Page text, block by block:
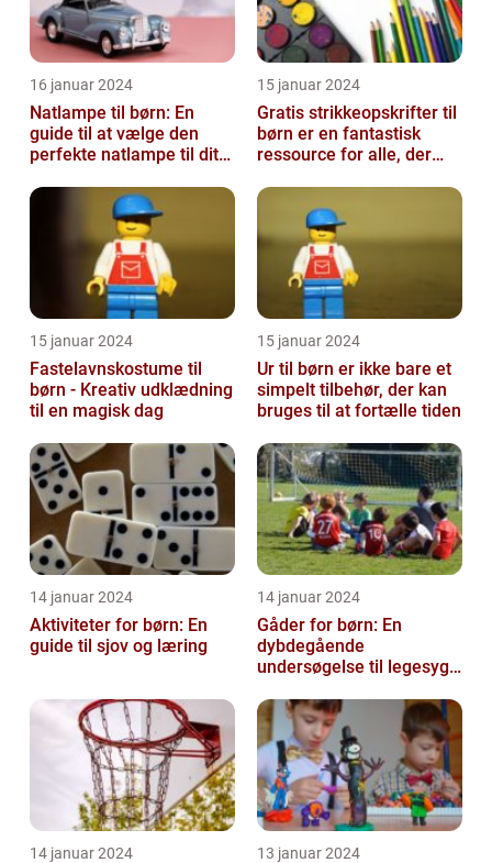
16 januar 2024
Natlampe til børn: En
guide til at vælge den
perfekte natlampe til dit
15 januar 2024
Gratis strikkeopskrifter til
børn er en fantastisk
ressource for alle, der
15 januar 2024
Fastelavnskostume til
børn - Kreativ udklædning
til en magisk dag
15 januar 2024
Ur til børn er ikke bare et
simpelt tilbehør, der kan
bruges til at fortælle tiden
14 januar 2024
Aktiviteter for børn: En
guide til sjov og læring
14 januar 2024
Gåder for børn: En
dybdegående
undersøgelse til legesyge
14 januar 2024 13 januar 2024